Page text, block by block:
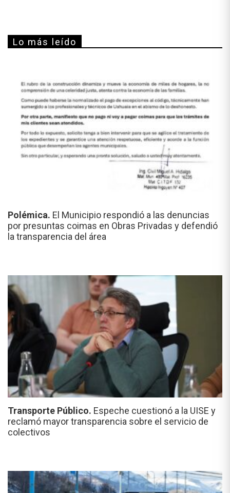
Lo más leído
Polémica. El Municipio respondió a las denuncias
por presuntas coimas en Obras Privadas y defendió
la transparencia del área
Transporte Público. Espeche cuestionó a la UISE y
reclamó mayor transparencia sobre el servicio de
colectivos